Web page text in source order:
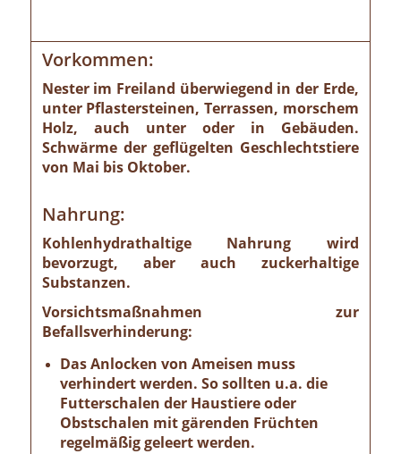
Vorkommen:
Nester im Freiland überwiegend in der Erde,
unter Pflastersteinen, Terrassen, morschem
Holz, auch unter oder in Gebäuden.
Schwärme der geflügelten Geschlechtstiere
von Mai bis Oktober.
Nahrung:
Kohlenhydrathaltige Nahrung wird
bevorzugt, aber auch zuckerhaltige
Substanzen.
Vorsichtsmaßnahmen zur
Befallsverhinderung:
Das Anlocken von Ameisen muss
verhindert werden. So sollten u.a. die
Futterschalen der Haustiere oder
Obstschalen mit gärenden Früchten
regelmäßig geleert werden.